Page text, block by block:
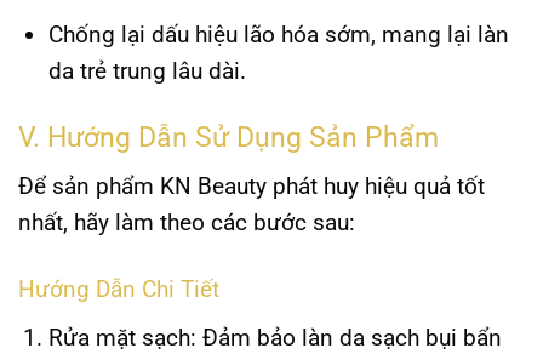
Chống lại dấu hiệu lão hóa sớm, mang lại làn
da trẻ trung lâu dài.
V. Hướng Dẫn Sử Dụng Sản Phẩm
Để sản phẩm KN Beauty phát huy hiệu quả tốt
nhất, hãy làm theo các bước sau:
Hướng Dẫn Chi Tiết
Rửa mặt sạch: Đảm bảo làn da sạch bụi bẩn